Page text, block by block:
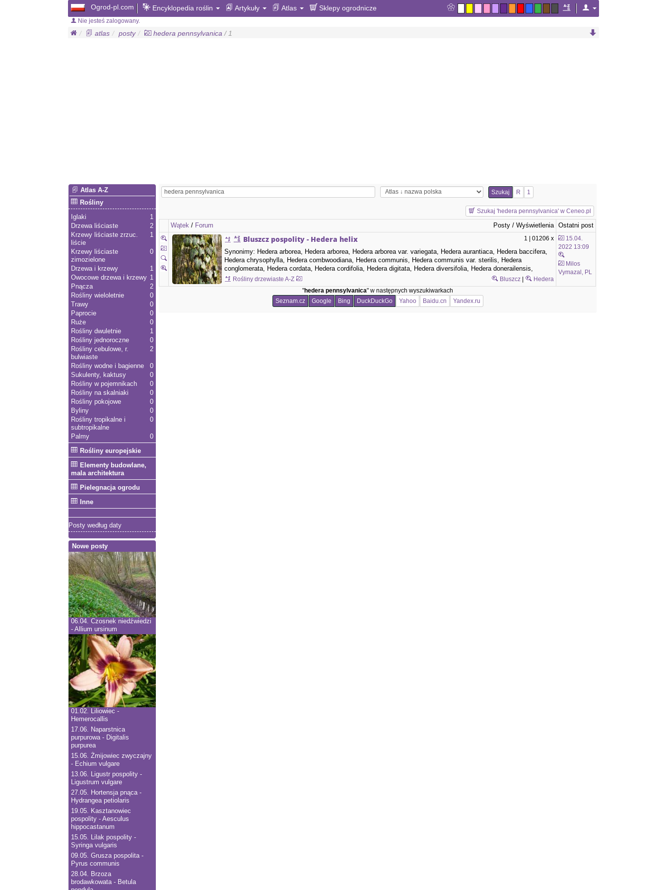
Ogrod-pl.com Encyklopedia roślin Artykuły Atlas Sklepy ogrodnicze
Nie jesteś zalogowany.
atlas posty hedera pennsylvanica / 1
Szukaj R 1
Szukaj 'hedera pennsylvanica' w Ceneo.pl
Wątek / Forum Posty / Wyświetlenia
Ostatni post
1 | 01206 x
Bluszcz pospolity - Hedera helix
Synonimy: Hedera arborea, Hedera arborea, Hedera arborea var. variegata, Hedera aurantiaca, Hedera baccifera,
Hedera chrysophylla, Hedera combwoodiana, Hedera communis, Hedera communis var. sterilis, Hedera
conglomerata, Hedera cordata, Hedera cordifolia, Hedera digitata, Hedera diversifolia, Hedera donerailensis,
Hedera elegantissima, Hedera floribunda,…
Bluszcz | Hedera
Rośliny drzewiaste A-Z
15.04.
2022 13:09
Milos
Vymazal, PL
"hedera pennsylvanica" w następnych wyszukiwarkach
Seznam.cz
Google Bing DuckDuckGo Yahoo Baidu.cn Yandex.ru
Atlas A-Z
Rośliny
1
Iglaki
2
Drzewa liściaste
1
Krzewy liściaste zrzuc.
liście
0
Krzewy liściaste
zimozielone
1
Drzewa i krzewy
1
Owocowe drzewa i krzewy
2
Pnącza
0
Rośliny wieloletnie
0
Trawy
0
Paprocie
0
Ruże
1
Rośliny dwuletnie
0
Rośliny jednoroczne
2
Rośliny cebulowe, r.
bulwiaste
0
Rośliny wodne i bagienne
0
Sukulenty, kaktusy
0
Rośliny w pojemnikach
0
Rośliny na skalniaki
0
Rośliny pokojowe
0
Byliny
0
Rośliny tropikalne i
subtropikalne
0
Palmy
Rośliny europejskie
Elementy budowlane,
mala architektura
Pielegnacja ogrodu
Inne
Posty według daty
Nowe posty
06.04. Czosnek niedźwiedzi
- Allium ursinum
01.02.
Liliowiec -
Hemerocallis
17.06.
Naparstnica
purpurowa - Digitalis
purpurea
15.06. Żmijowiec zwyczajny
- Echium vulgare
13.06.
Ligustr pospolity -
Ligustrum vulgare
27.05.
Hortensja pnąca -
Hydrangea petiolaris
19.05.
Kasztanowiec
pospolity - Aesculus
hippocastanum
15.05.
Lilak pospolity -
Syringa vulgaris
09.05. Grusza pospolita -
Pyrus communis
28.04.
Brzoza
brodawkowata - Betula